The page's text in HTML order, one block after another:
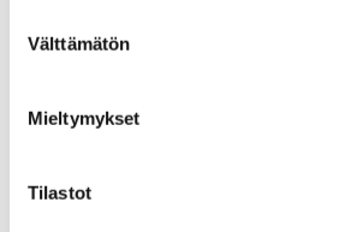
valinta
Välttämätön
Mieltymykset
Tilastot
Etusivu
Poikkeukset aukioloajoissa